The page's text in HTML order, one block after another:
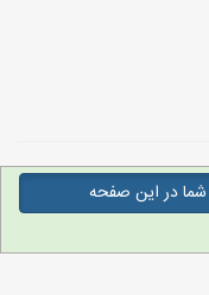
در این صفحه